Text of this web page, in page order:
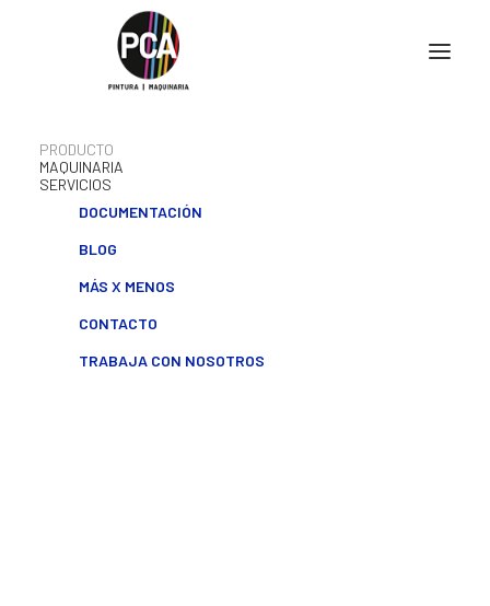
PRODUCTO
MAQUINARIA
SERVICIOS
DOCUMENTACIÓN
BLOG
MÁS X MENOS
CONTACTO
TRABAJA CON NOSOTROS